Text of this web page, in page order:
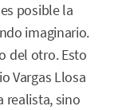
posible la
imaginario.
del otro. Esto
Vargas Llosa
realista, sino